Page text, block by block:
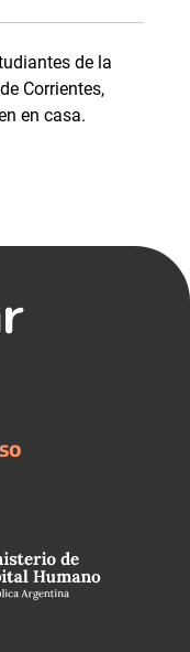
de la
Corrientes,
en casa.